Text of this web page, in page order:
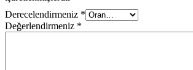
Derecelendirmeniz *
Değerlendirmeniz *